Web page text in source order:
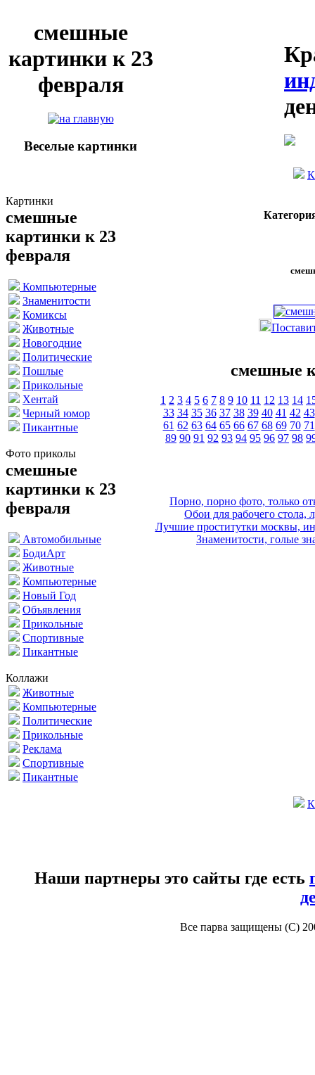
смешные
картинки к 23
февраля
Веселые картинки
Картинки
смешные
картинки к 23
февраля
Компьютерные
Знаменитости
Комиксы
Животные
Новогодние
Политические
Пошлые
Прикольные
Хентай
Черный юмор
Пикантные
Фото приколы
смешные
картинки к 23
февраля
Автомобильные
БодиАрт
Животные
Компьютерные
Новый Год
Объявления
Прикольные
Спортивные
Пикантные
Коллажи
Животные
Компьютерные
Политические
Прикольные
Реклама
Спортивные
Пикантные
смешные
1 2 3 4 5 6 7 8 9 10 11 12 13 14
33 34 35 36 37 38 39 40 41 42 43
61 62 63 64 65 66 67 68 69 70 71
89 90 91 92 93 94 95 96 97 98
Порно, порно фото, только
Обои для рабочего стола,
Лучшие проститутки москвы,
Знаменитости, голые
Наши партнеры это сайты где есть
Все парва защищены (С)